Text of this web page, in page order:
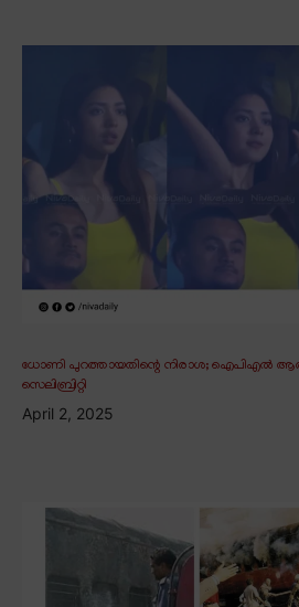
ധോണി പുറത്തായതിന്റെ നിരാശ; ഐപിഎൽ
സെലിബ്രിറ്റി
April 2, 2025